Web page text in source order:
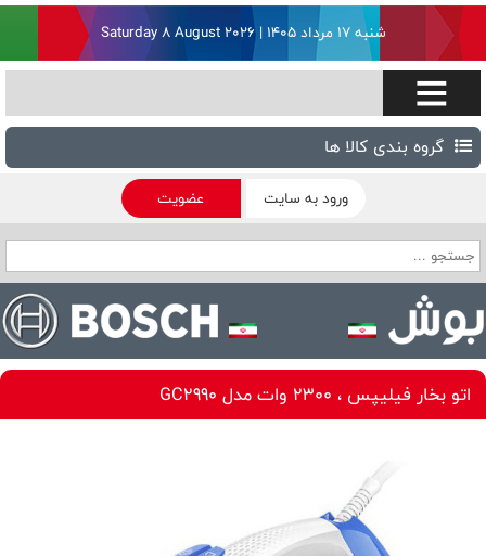
شنبه ۱۷ مرداد ۱۴۰۵ | Saturday 8 August 2026
گروه بندی کالا ها
ورود به سایت عضویت
اتو بخار فیلیپس ، 2300 وات مدل GC2990